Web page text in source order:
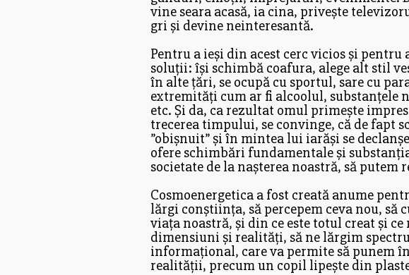
vine seara acasă, ia cina, privește
gri și devine neinteresantă.
Pentru a ieși din acest cerc vicios și
soluții: își schimbă coafura, alege alt stil
în alte țări, se ocupă cu sportul, sare cu
extremități cum ar fi alcoolul, substanțele
etc. Și da, ca rezultat omul primește
trecerea timpului, se convinge, că de fapt
”obișnuit” și în mintea lui iarăși se
ofere schimbări fundamentale și
societate de la nașterea noastră, să
Cosmoenergetica a fost creată anume
lărgi conștiința, să percepem ceva nou,
viața noastră, și din ce este totul creat și
dimensiuni și realități, să ne lărgim
informațional, care va permite să punem
realității, precum un copil lipește din